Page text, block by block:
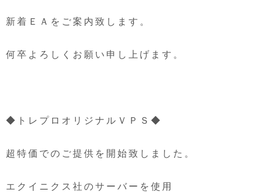
新着ＥＡをご案内致します。
何卒よろしくお願い申し上げます。
◆トレプロオリジナルＶＰＳ◆
超特価でのご提供を開始致しました。
エクイニクス社のサーバーを使用